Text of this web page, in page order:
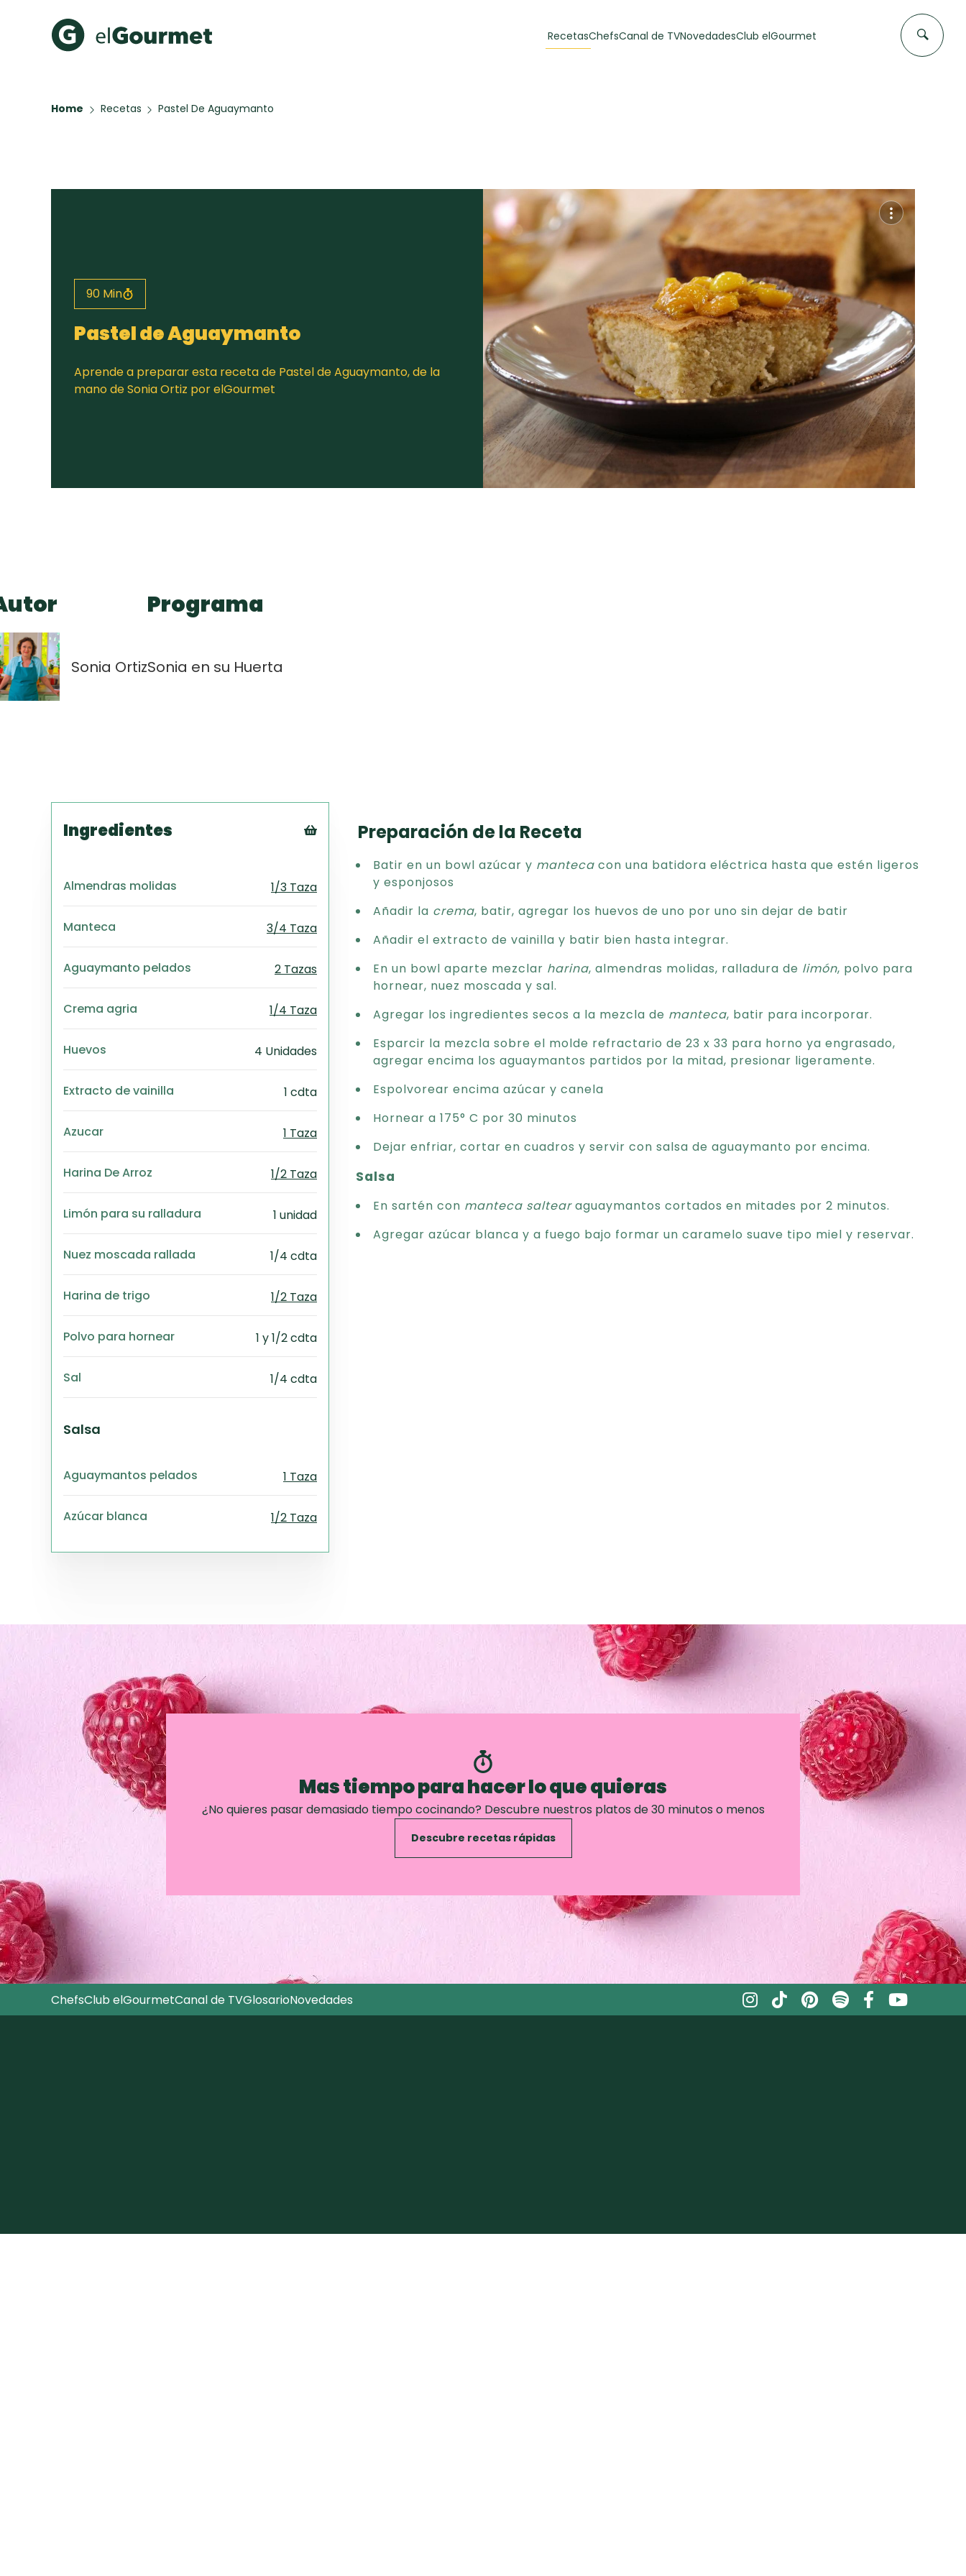
Recetas
Toast de trucha
curada y queso
casero
30 min
EMPANADAS DE
CARNE
FLAN CASERO
50 min
Todas las recetas
ChefsCanal de TVNovedadesClub elGourmet
Home Recetas Pastel De Aguaymanto
90 Min
Pastel de Aguaymanto
Aprende a preparar esta receta de Pastel de Aguaymanto, de la
mano de Sonia Ortiz por elGourmet
Sonia Ortiz
Programa
Sonia en su Huerta
Ingredientes
PDF
Excel
Word
Almendras molidas 1/3 Taza
Manteca 3/4 Taza
Aguaymanto pelados 2 Tazas
Crema agria 1/4 Taza
Huevos 4 Unidades
Extracto de vainilla 1 cdta
Azucar 1 Taza
Harina De Arroz 1/2 Taza
Limón para su ralladura 1 unidad
Nuez moscada rallada 1/4 cdta
Harina de trigo 1/2 Taza
Polvo para hornear 1 y 1/2 cdta
Sal 1/4 cdta
Salsa
Aguaymantos pelados 1 Taza
Azúcar blanca 1/2 Taza
Preparación de la Receta
Batir en un bowl azúcar y manteca con una batidora eléctrica hasta que estén ligeros
y esponjosos
Añadir la crema, batir, agregar los huevos de uno por uno sin dejar de batir
Añadir el extracto de vainilla y batir bien hasta integrar.
En un bowl aparte mezclar harina, almendras molidas, ralladura de limón, polvo para
hornear, nuez moscada y sal.
Agregar los ingredientes secos a la mezcla de manteca, batir para incorporar.
Esparcir la mezcla sobre el molde refractario de 23 x 33 para horno ya engrasado,
agregar encima los aguaymantos partidos por la mitad, presionar ligeramente.
Espolvorear encima azúcar y canela
Hornear a 175° C por 30 minutos
Dejar enfriar, cortar en cuadros y servir con salsa de aguaymanto por encima.
Salsa
En sartén con manteca saltearaguaymantos cortados en mitades por 2 minutos.
Agregar azúcar blanca y a fuego bajo formar un caramelo suave tipo miel y reservar.
Mas tiempo para hacer lo que quieras
¿No quieres pasar demasiado tiempo cocinando? Descubre nuestros platos de 30 minutos o menos
Descubre recetas rápidas
ChefsClub elGourmetCanal de TVGlosarioNovedades